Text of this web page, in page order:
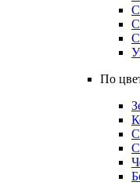
По